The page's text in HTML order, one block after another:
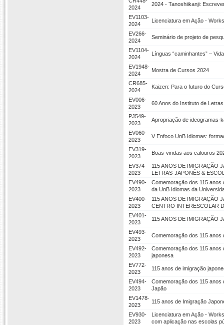
2024
2024 - Tanoshiikanji:
EV1103-
2024
Licenciatura em Ação -
EV266-
2024
Seminário de projeto de
EV1104-
2024
Línguas “caminhantes” –
EV1948-
2024
Mostra de Cursos 2024
CR685-
2024
Kaizen: Para o futuro do
EV006-
2023
60 Anos do Instituto de
PJ549-
2023
Apropriação de ideogramas-
EV060-
2023
V Enfoco UnB Idiomas:
EV319-
2023
Boas-vindas aos calouros
EV374-
2023
115 ANOS DE IMIGRAÇÃO
LETRAS-JAPONÊS &
EV490-
2023
Comemoração dos 115
da UnB Idiomas da
EV400-
2023
115 ANOS DE IMIGRAÇÃO
CENTRO INTERESCOLAR
EV401-
2023
115 ANOS DE IMIGRAÇÃO
EV493-
2023
Comemoração dos 115
EV492-
2023
Comemoração dos 115
japonesa
EV772-
2023
115 anos de imigração
EV494-
2023
Comemoração dos 115
Japão
EV1478-
2023
115 anos de Imigração
EV930-
2023
Licenciatura em Ação -
com aplicação nas escolas